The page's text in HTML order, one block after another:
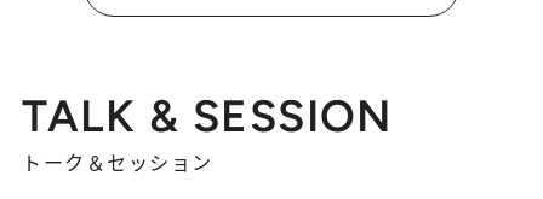
TALK & SESSION
トーク＆セッション